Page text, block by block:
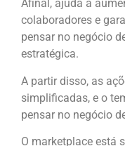
Afinal, ajuda a
colaboradores e
pensar no negócio
estratégica.
A partir disso, as
simplificadas, e o
pensar no negócio
O marketplace está